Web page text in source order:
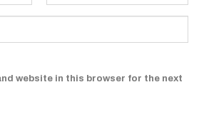
website in this browser for the next